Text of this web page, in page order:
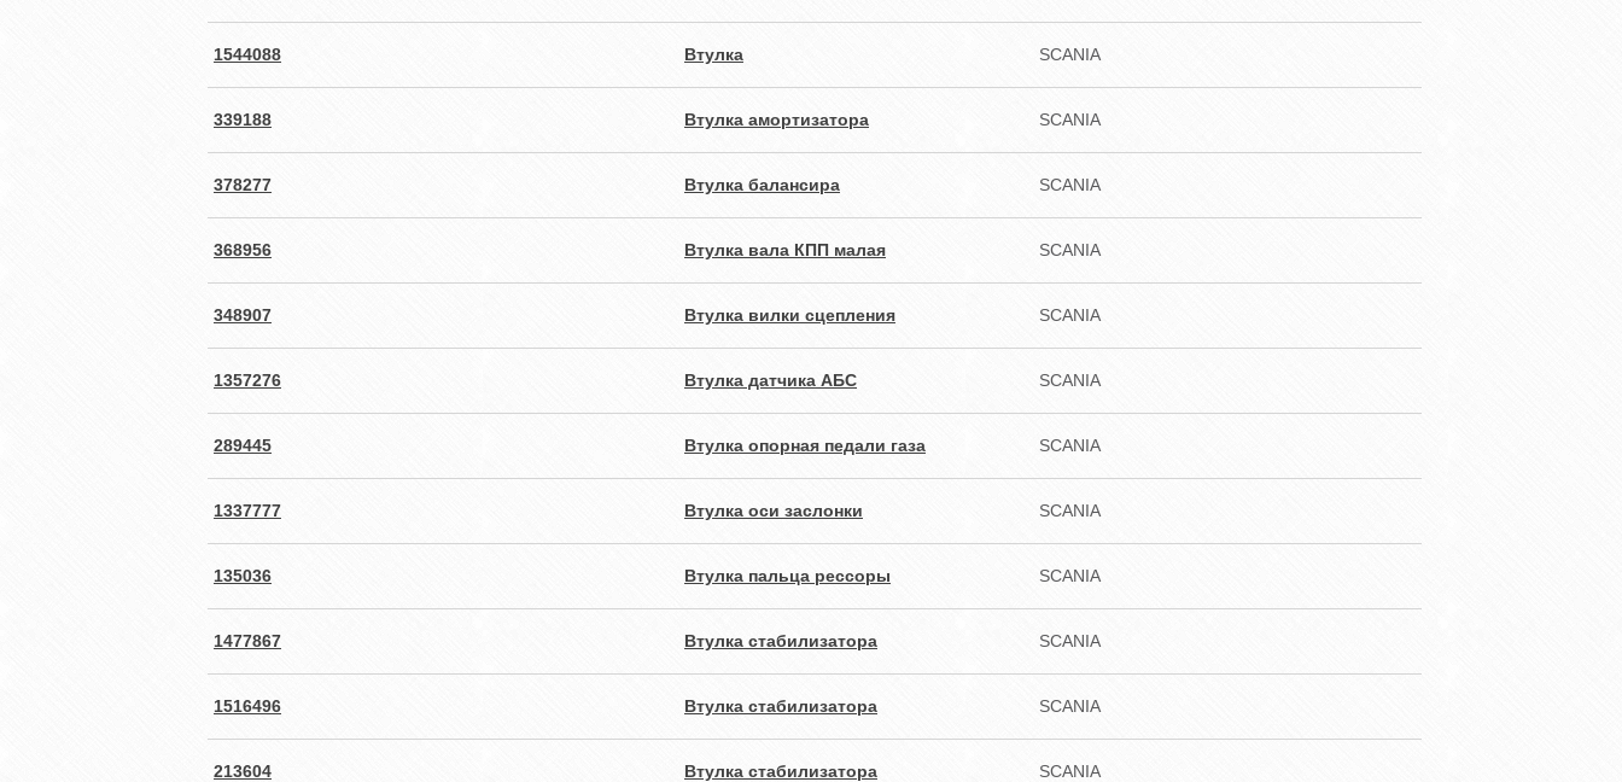
1544088 Втулка SCANIA
339188 Втулка амортизатора SCANIA
378277 Втулка балансира SCANIA
368956 Втулка вала КПП малая SCANIA
348907 Втулка вилки сцепления SCANIA
1357276 Втулка датчика АБС SCANIA
289445 Втулка опорная педали газа SCANIA
1337777 Втулка оси заслонки SCANIA
135036 Втулка пальца рессоры SCANIA
1477867 Втулка стабилизатора SCANIA
1516496 Втулка стабилизатора SCANIA
213604 Втулка стабилизатора SCANIA